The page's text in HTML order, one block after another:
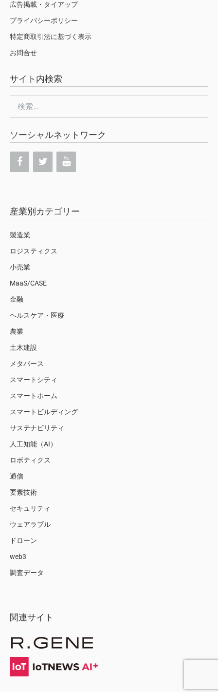
広告掲載・タイアップ
プライバシーポリシー
特定商取引法に基づく表示
お問合せ
サイト内検索
索:
ソーシャルネットワーク
産業別カテゴリー
製造業
ロジスティクス
小売業
MaaS/CASE
金融
ヘルスケア・医療
農業
土木建設
メタバース
スマートシティ
スマートホーム
スマートビルディング
サステナビリティ
人工知能（AI）
ロボティクス
通信
要素技術
セキュリティ
ウェアラブル
ドローン
web3
調査データ
関連サイト